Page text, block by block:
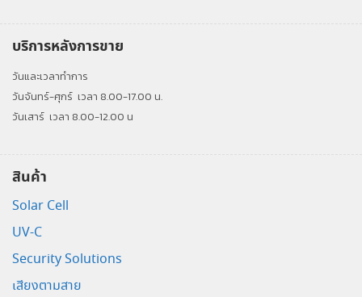
บริการหลังการขาย
วันและเวลาทำการ
วันจันทร์-ศุกร์ เวลา 8.00-17.00 น.
วันเสาร์ เวลา 8.00-12.00 น
สินค้า
Solar Cell
UV-C
Security Solutions
เสียงตามสาย